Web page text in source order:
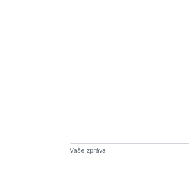
Vaše zpráva